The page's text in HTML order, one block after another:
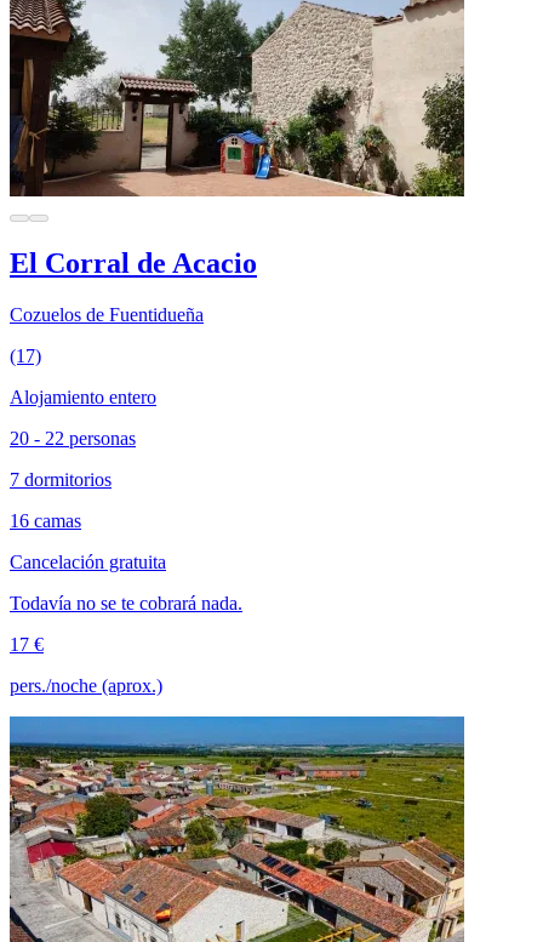
El Corral de Acacio
Cozuelos de Fuentidueña
(17)
Alojamiento entero
20 - 22 personas
7 dormitorios
16 camas
Cancelación gratuita
Todavía no se te cobrará nada.
17 €
pers./noche (aprox.)